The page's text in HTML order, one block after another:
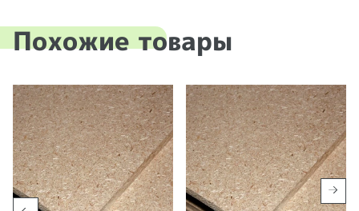
Похожие товары